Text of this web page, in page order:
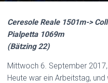
Ceresole Reale 1501m->
Pialpetta 1069m
(Bätzing 22)
Mittwoch 6. September
Heute war ein Arbeitstag,